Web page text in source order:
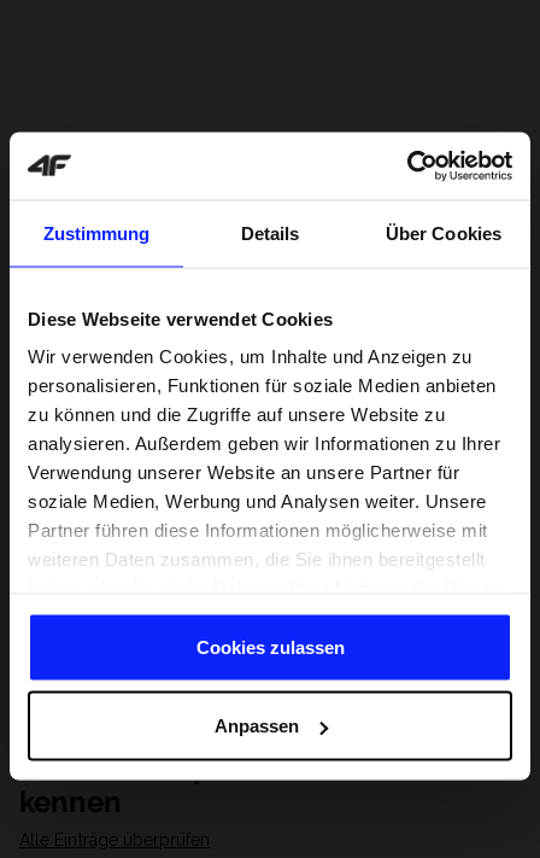
Zustimmung Details Über Cookies
Diese Webseite verwendet Cookies
Wir verwenden Cookies, um Inhalte und Anzeigen zu
personalisieren, Funktionen für soziale Medien anbieten
zu können und die Zugriffe auf unsere Website zu
analysieren. Außerdem geben wir Informationen zu Ihrer
Verwendung unserer Website an unsere Partner für
soziale Medien, Werbung und Analysen weiter. Unsere
Partner führen diese Informationen möglicherweise mit
weiteren Daten zusammen, die Sie ihnen bereitgestellt
gesammelt haben.
Cookies zulassen
Anpassen
Lernen Sie Sport von Grund auf
kennen
Alle Einträge überprüfen